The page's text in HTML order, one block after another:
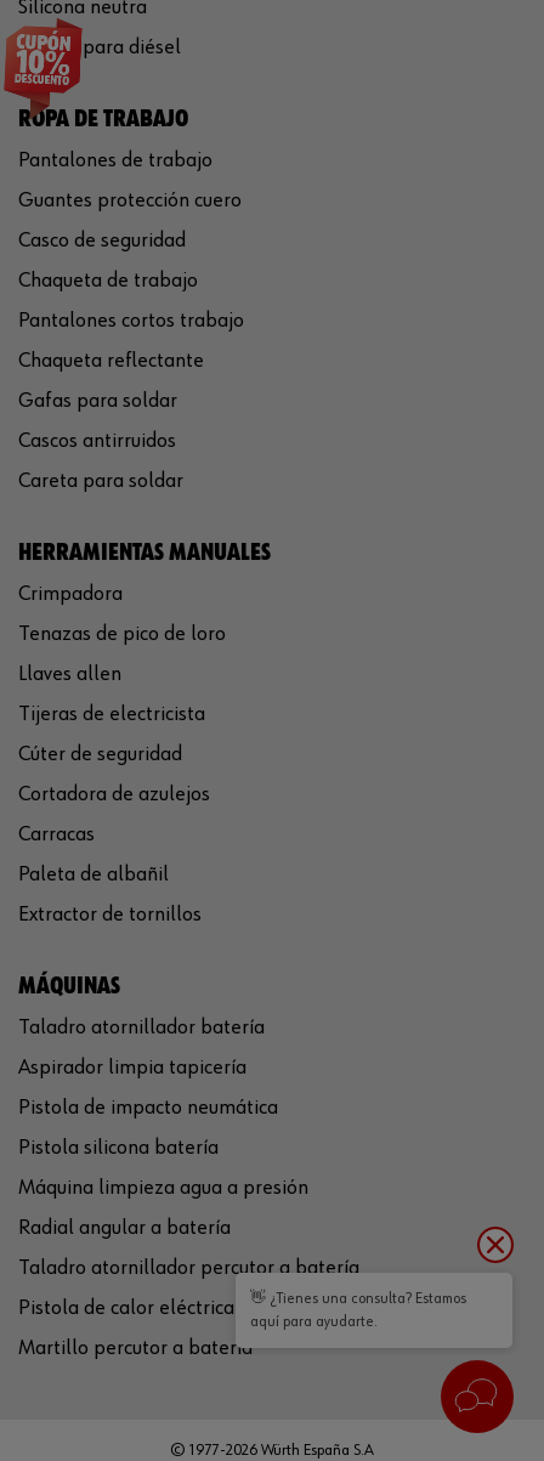
Silicona neutra
Aditivo para diésel
ROPA DE TRABAJO
Pantalones de trabajo
Guantes protección cuero
Casco de seguridad
Chaqueta de trabajo
Pantalones cortos trabajo
Chaqueta reflectante
Gafas para soldar
Cascos antirruidos
Careta para soldar
HERRAMIENTAS MANUALES
Crimpadora
Tenazas de pico de loro
Llaves allen
Tijeras de electricista
Cúter de seguridad
Cortadora de azulejos
Carracas
Paleta de albañil
Extractor de tornillos
MÁQUINAS
Taladro atornillador batería
Aspirador limpia tapicería
Pistola de impacto neumática
Pistola silicona batería
Máquina limpieza agua a presión
Radial angular a batería
Taladro atornillador percutor a batería
Pistola de calor eléctrica
Martillo percutor a batería
© 1977-2026 Würth España S.A
👋 ¿Tienes una consulta? Estamos
aquí para ayudarte.